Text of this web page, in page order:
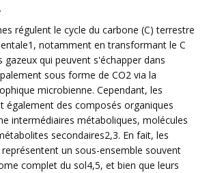
régulent le cycle du carbone (C) terrestre
notamment en transformant le C
qui peuvent s'échapper dans
sous forme de CO2 via la
microbienne. Cependant, les
également des composés organiques
intermédiaires métaboliques, molécules
secondaires2,3. En fait, les
un sous-ensemble souvent
complet du sol4,5, et bien que leurs